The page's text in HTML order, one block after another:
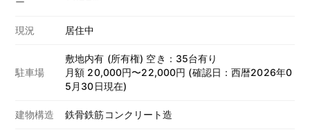
現況 居住中
駐車場
敷地内有 (所有権) 空き：35台有り
月額 20,000円〜22,000円 (確認日：西暦2026年0
5月30日現在)
建物構造 鉄骨鉄筋コンクリート造